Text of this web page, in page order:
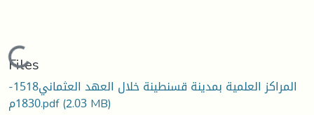
Loading...
Files
المراكز العلمية بمدينة قسنطينة خلال العهد العثماني1518-
1830م.pdf(2.03 MB)